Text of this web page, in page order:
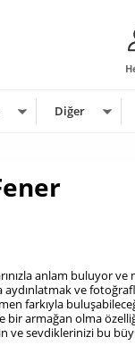
Diğer
anlam buluyor ve
ve
farkıyla
bir armağan olma
ve sevdiklerinizi bu